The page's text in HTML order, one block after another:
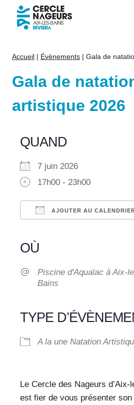
Accueil | Évènements | Gala de
Gala de
artistique 2026
QUAND
7 juin 2026
17h00 - 23h00
AJOUTER AU
OÙ
Piscine d'Aqualac à Aix-
Bains
TYPE
A la une Natation
Le Cercle des Nageurs
est fier de vous présenter